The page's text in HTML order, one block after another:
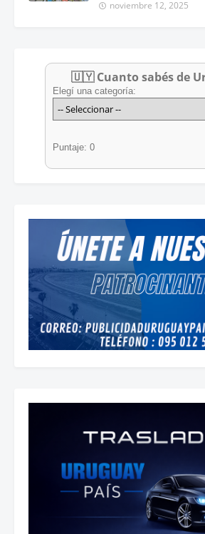
noviembre 12, 2025
🇺🇾 Cuanto sabés de
Elegí una categoría:
Puntaje: 0